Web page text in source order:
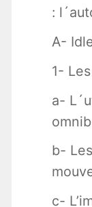
:
A-
1-
a-
b-
c-